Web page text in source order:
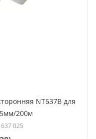
NT637B для
200м
025